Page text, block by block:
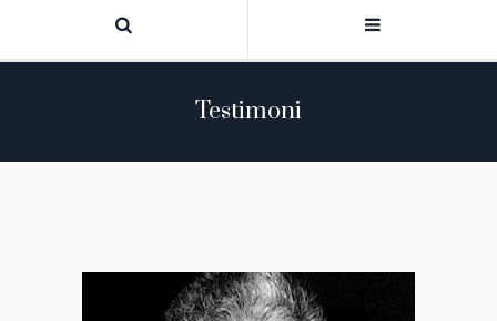
Testimoni